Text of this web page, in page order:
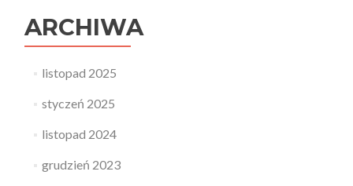
ARCHIWA
listopad 2025
styczeń 2025
listopad 2024
grudzień 2023